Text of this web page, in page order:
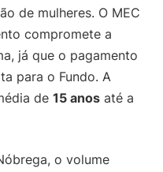
de mulheres. O MEC
compromete a
já que o pagamento
para o Fundo. A
de 15 anos até a
o volume